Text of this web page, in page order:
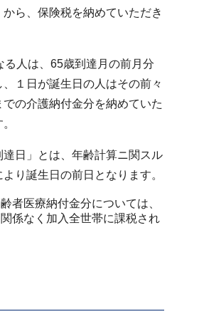
から、保険税を納めていただき
る人は、65歳到達月の前月分
、１日が誕生日の人はその前々
での介護納付金分を納めていた
達日」とは、年齢計算ニ関スル
り誕生日の前日となります。
者医療納付金分については、
係なく加入全世帯に課税され